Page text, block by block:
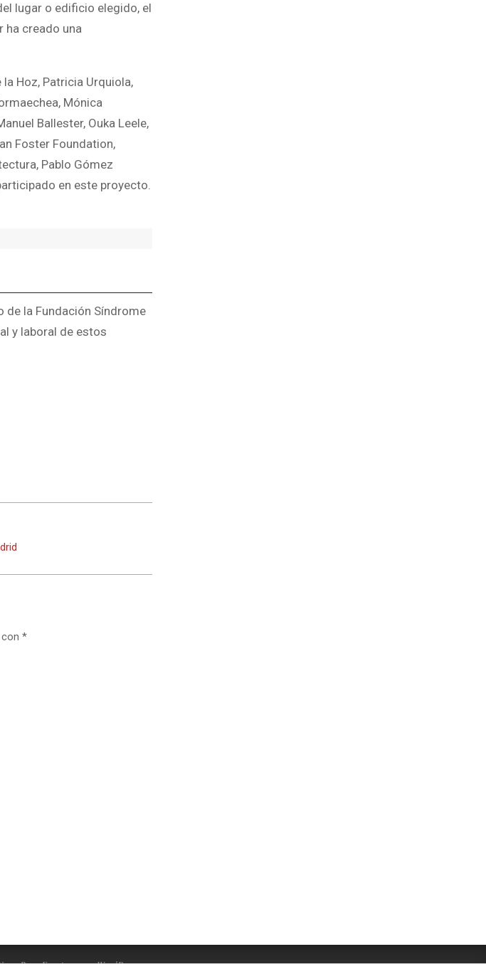
lugar o edificio elegido, el
ha creado una
Hoz, Patricia Urquiola,
Mónica
Ballester, Ouka Leele,
Foster Foundation,
Pablo Gómez
en este proyecto.
la Fundación Síndrome
y laboral de estos
*